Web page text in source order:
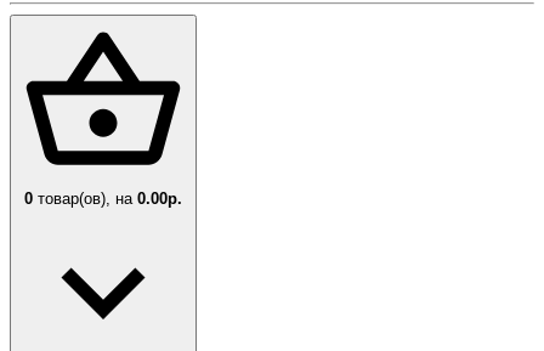
0 товар(ов), на 0.00р.